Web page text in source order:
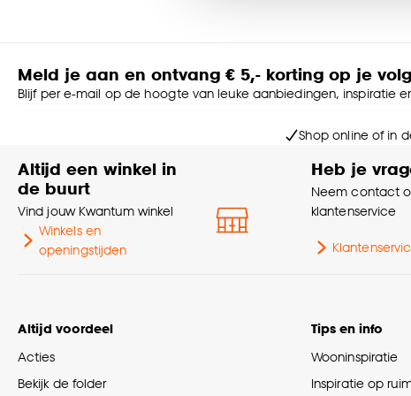
Eenvoudig op maat te knippen voor een perfecte pasvorm
eenvoudig op maat voor kleinere kleden of een specifieke
je kleed. Hij is ideaal voor elke ruimte. Of het nu gaat om de
ervoor dat je vloerkleed netjes blijft liggen en geeft extra
Tip: Zorg dat de ondergrond schoon en droog is voordat je de
Meld je aan en ontvang € 5,- korting op je
Blijf per e-mail op de hoogte van leuke aanbiedingen, inspiratie
Shop online of in
Altijd een winkel in
de buurt
Vind jouw Kwantum winkel
Winkels en
openingstijden
Heb je
Neem contact
klantenservice
Altijd voordeel
Acties
Bekijk de folder
Tips en info
Wooninspiratie
Inspiratie op